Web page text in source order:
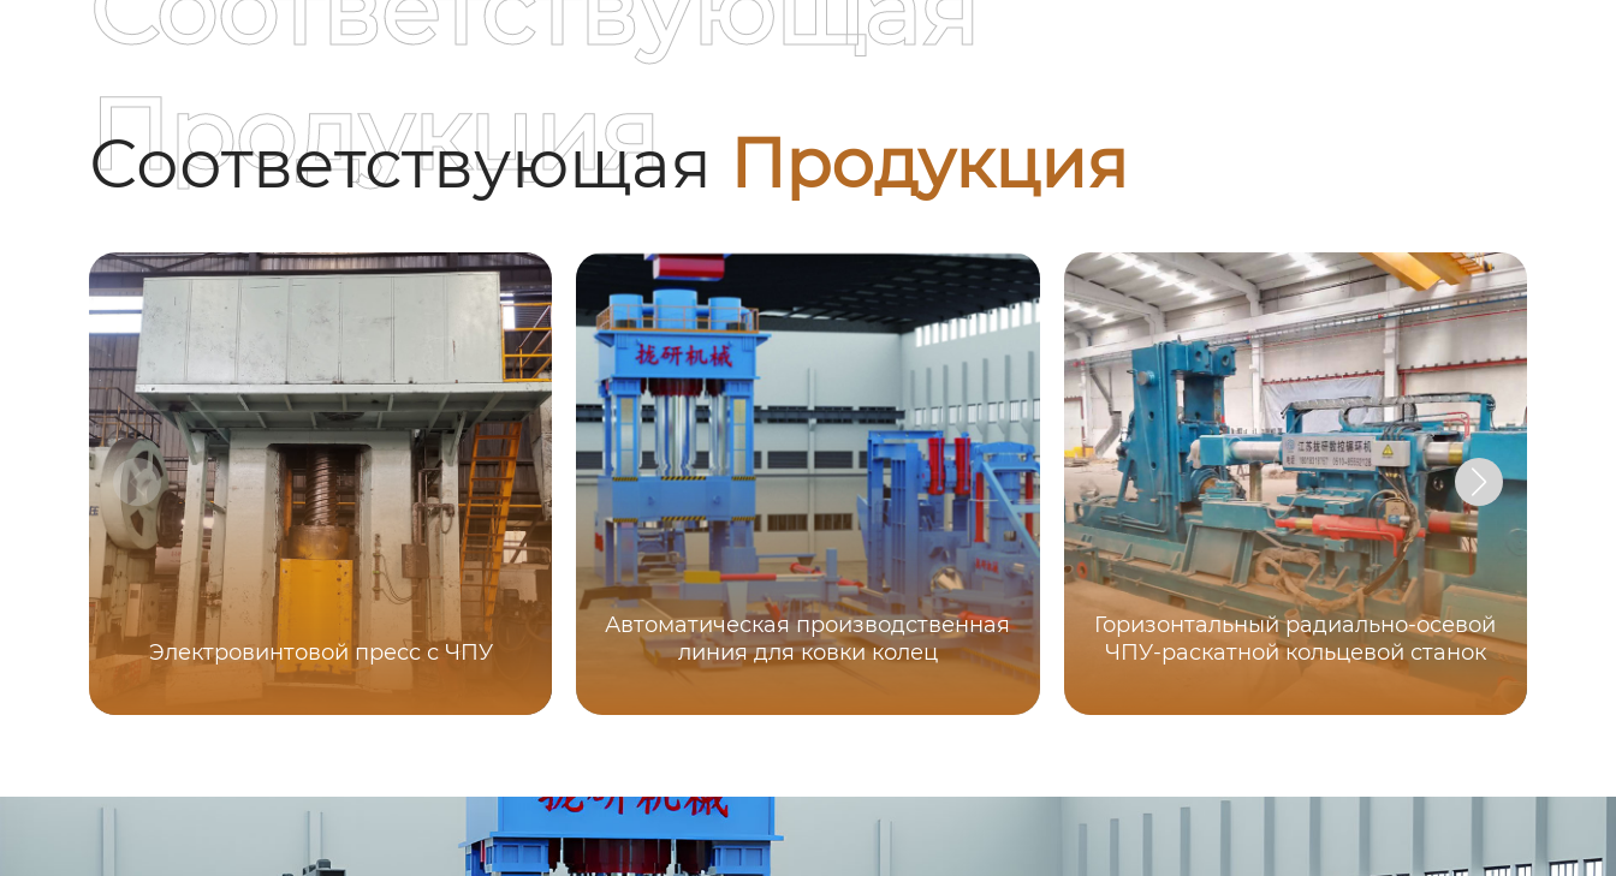
Соответствующая Продукция
Продукция
Электровинтовой пресс с ЧПУ
Автоматическая производственная
линия для ковки колец
Горизонтальный радиально-осевой
ЧПУ-раскатной кольцевой станок